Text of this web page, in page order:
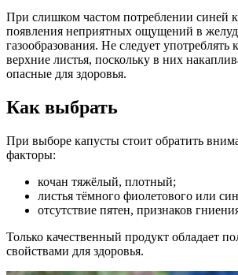
При слишком частом потреблении синей
появления неприятных ощущений в
газообразования. Не следует употреблять
верхние листья, поскольку в них
опасные для здоровья.
Как выбрать
При выборе капусты стоит обратить
факторы:
кочан тяжёлый, плотный;
листья тёмного фиолетового или
отсутствие пятен, признаков
Только качественный продукт обладает
свойствами для здоровья.